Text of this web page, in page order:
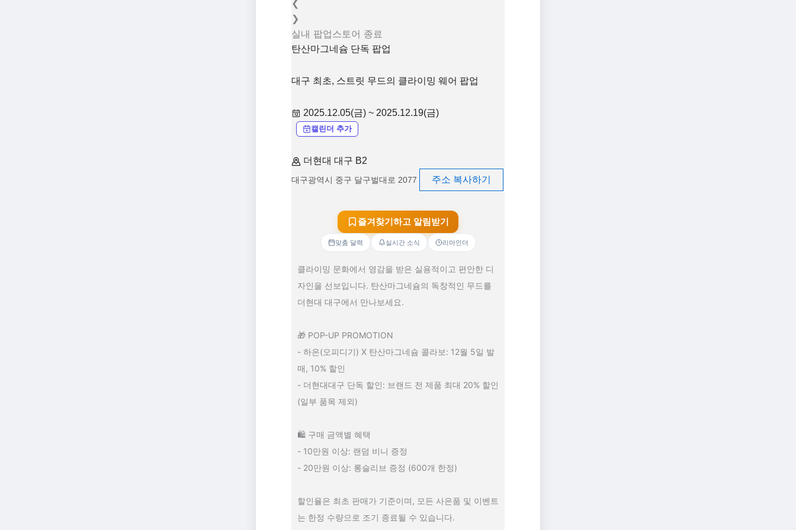
❮
❯
실내 팝업스토어 종료
탄산마그네슘 단독 팝업
대구 최초, 스트릿 무드의 클라이밍 웨어 팝업
2025.12.05(금) ~ 2025.12.19(금)
캘린더 추가
더현대 대구 B2
대구광역시 중구 달구벌대로 2077 주소 복사하기
즐겨찾기하고 알림받기
맞춤 달력 실시간 소식 리마인더
클라이밍 문화에서 영감을 받은 실용적이고 편안한 디
자인을 선보입니다. 탄산마그네슘의 독창적인 무드를
더현대 대구에서 만나보세요.
🎁 POP-UP PROMOTION
- 하은(오피디기) X 탄산마그네슘 콜라보: 12월 5일 발
매, 10% 할인
- 더현대대구 단독 할인: 브랜드 전 제품 최대 20% 할인
(일부 품목 제외)
🛍 구매 금액별 혜택
- 10만원 이상: 랜덤 비니 증정
- 20만원 이상: 롱슬리브 증정 (600개 한정)
할인율은 최초 판매가 기준이며, 모든 사은품 및 이벤트
는 한정 수량으로 조기 종료될 수 있습니다.